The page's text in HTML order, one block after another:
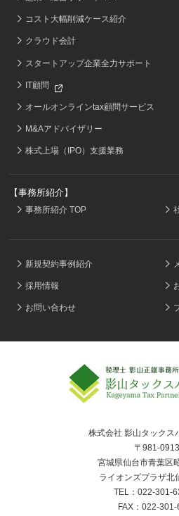
コスト大幅削減ケース紹介
クラウド会計
スタートアップ企業全力サポート
IT顧問
オールオンラインtax顧問サービス
M&Aアドバイザリー
株式上場（IPO）支援業務
【事務所紹介】
事務所紹介 TOP
新規契約事例紹介
採用情報
お問い合わせ
株式会社 影山タックス
〒981-0913
宮城県仙台市青葉区
ライオンズプラザ北
TEL：022-301-
FAX：022-